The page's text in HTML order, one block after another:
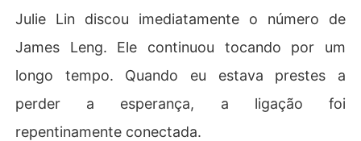
Julie Lin discou imediatamente o número de
James Leng. Ele continuou tocando por um
longo tempo. Quando eu estava prestes a
perder a esperança, a ligação foi
repentinamente conectada.